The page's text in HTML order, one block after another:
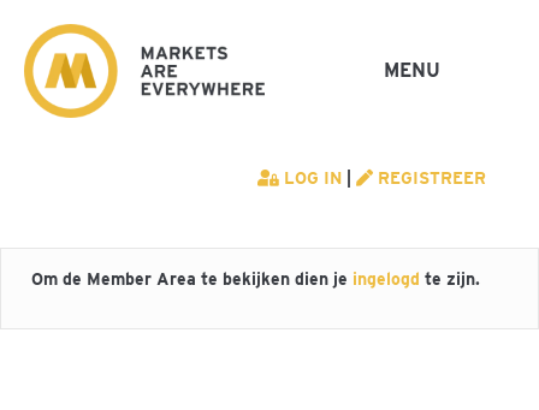
MENU
LOG IN REGISTREER
Om de Member Area te bekijken dien je ingelogd te zijn.